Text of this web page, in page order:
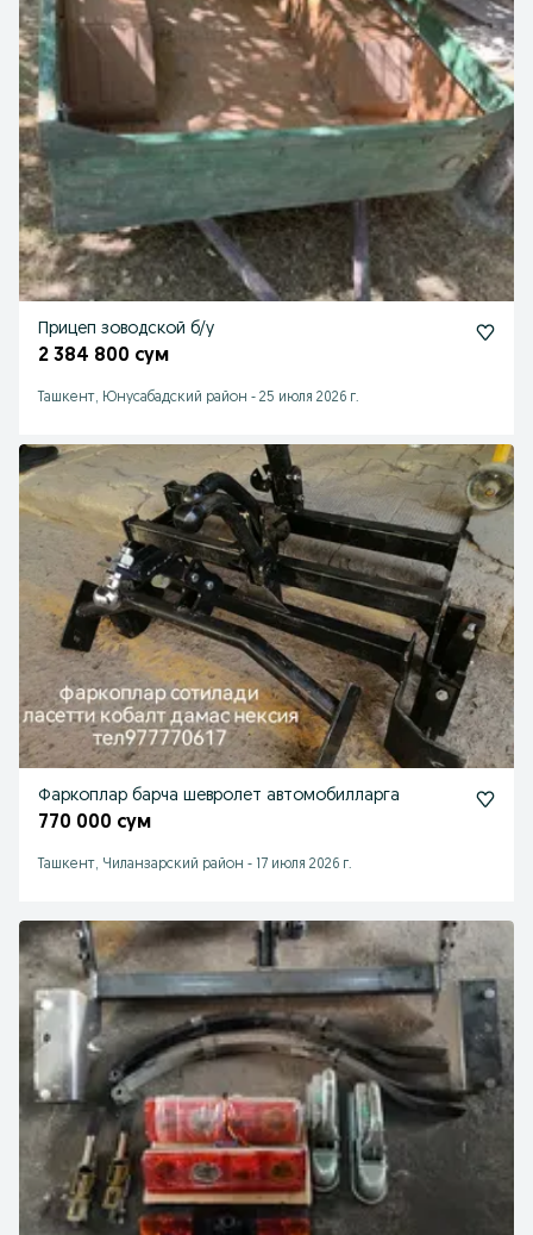
Прицеп зоводской б/у
2 384 800 сум
Ташкент, Юнусабадский район - 25 июля 2026 г.
Фаркоплар барча шевролет автомобилларга
770 000 сум
Ташкент, Чиланзарский район - 17 июля 2026 г.